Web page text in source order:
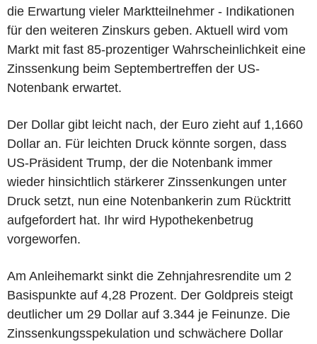
die Erwartung vieler Marktteilnehmer - Indikationen
für den weiteren Zinskurs geben. Aktuell wird vom
Markt mit fast 85-prozentiger Wahrscheinlichkeit eine
Zinssenkung beim Septembertreffen der US-
Notenbank erwartet.
Der Dollar gibt leicht nach, der Euro zieht auf 1,1660
Dollar an. Für leichten Druck könnte sorgen, dass
US-Präsident Trump, der die Notenbank immer
wieder hinsichtlich stärkerer Zinssenkungen unter
Druck setzt, nun eine Notenbankerin zum Rücktritt
aufgefordert hat. Ihr wird Hypothekenbetrug
vorgeworfen.
Am Anleihemarkt sinkt die Zehnjahresrendite um 2
Basispunkte auf 4,28 Prozent. Der Goldpreis steigt
deutlicher um 29 Dollar auf 3.344 je Feinunze. Die
Zinssenkungsspekulation und schwächere Dollar